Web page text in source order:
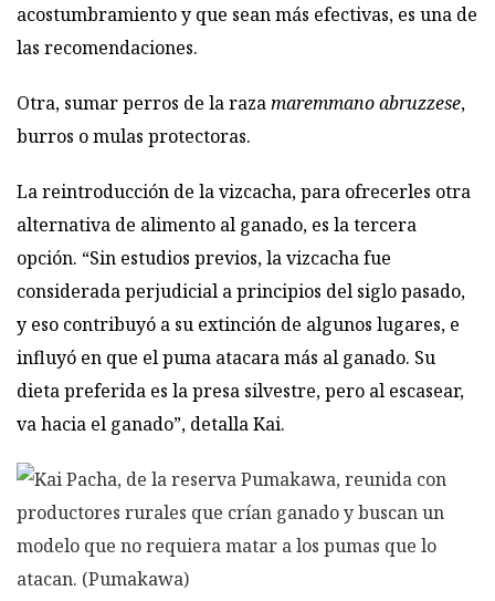
acostumbramiento y que sean más efectivas, es una de
las recomendaciones.
Otra, sumar perros de la razamaremmano abruzzese,
burros o mulas protectoras.
La reintroducción de la vizcacha, para ofrecerles otra
alternativa de alimento al ganado, es la tercera
opción. “Sin estudios previos, la vizcacha fue
considerada perjudicial a principios del siglo pasado,
y eso contribuyó a su extinción de algunos lugares, e
influyó en que el puma atacara más al ganado. Su
dieta preferida es la presa silvestre, pero al escasear,
va hacia el ganado”, detalla Kai.